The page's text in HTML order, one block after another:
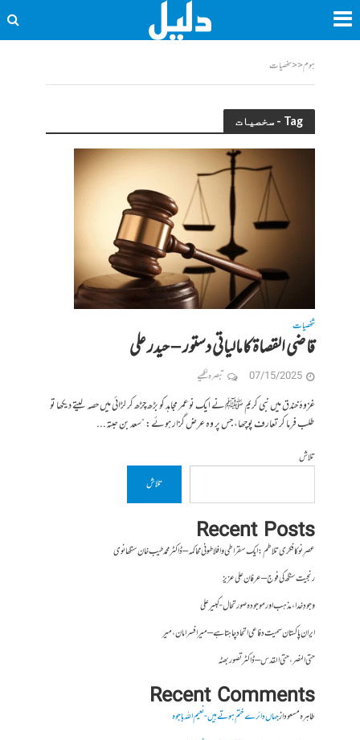
ہوم<<سخصیات
Tag - سخصیات
شخصیات
قاضی القصاۃ کامالیاتی دستور – حیدر علی
07/15/2025 تبصرہ لکھیے
غزوۂ خندق میں نبی کریم ﷺنے ایک نوعمر مجاہد کو بڑھ چڑھ کر لڑائی میں حصہ لیتے دیکھا تو
طلب فرما کر تعارف پوچھا، جس پر وہ عرض گزار ہوئے: “سعد بن حبتہ...
تلاش
تلاش
Recent Posts
عصرِ نو کا فکری تلاطم: ایک سقراطی و افلاطونی محاکمہ – ڈاکٹر محمد طیب خان سنگھانوی
رنجیت سنگھ کی فوج – عرفان علی عزیز
وجودِ خدا، مذہب اور موجودہ صورتحال- کبیر علی
ایران پاکستان سمیت دفاعی اتحاد چاہتا ہے – میر افسر امان،میر
حتی النصر ، حتی القدس – ڈاکٹر تصور بھٹہ
Recent Comments
طاہرہ مسعودازجہاں دائرے ختم ہوتے ہیں- نعیم اللہ باجوہ